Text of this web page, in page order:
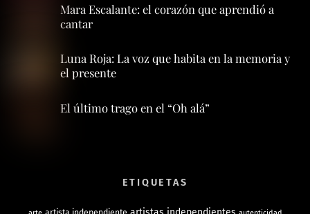
Mara Escalante: el corazón que aprendió a
cantar
Luna Roja: La voz que habita en la memoria y
el presente
El último trago en el “Oh alá”
ETIQUETAS